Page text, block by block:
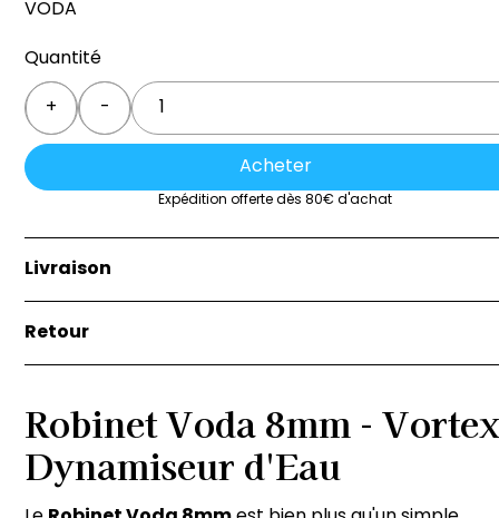
VODA
Quantité
+ -
Quantity
Acheter
Expédition offerte dès 80€ d'achat
Livraison
marchandise à l’acheteur, soit au lieu indiqué par
l’acheteur sur le bon de commande.
Retour
de retour sont à votre charge, sauf si le produit est
défectueux. Pour plus de détails, contactez notre
client.
Robinet Voda 8mm - Vortex
Dynamiseur d'Eau